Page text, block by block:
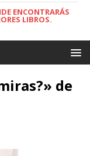
ENCONTRARÁS
LIBROS.
de